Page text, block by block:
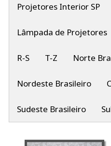
Projetores Interior SP
Lâmpada de Projetores
R-S T-Z Norte
Nordeste Brasileiro
Sudeste Brasileiro